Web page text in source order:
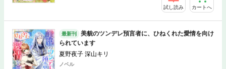
試し読み カートへ
最新刊
美貌のツンデレ預言者に、ひねくれた愛情を向け
られています
夏野夜子 深山キリ
ノベル